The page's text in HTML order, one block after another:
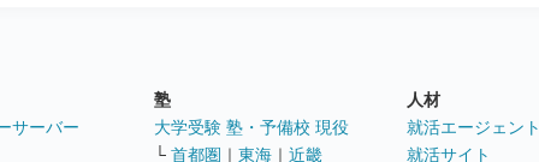
サーバー
塾
大学受験 塾・予備校 現役
└ 首都圏 ｜ 東海 ｜ 近畿
人材
就活エージェン
就活サイト